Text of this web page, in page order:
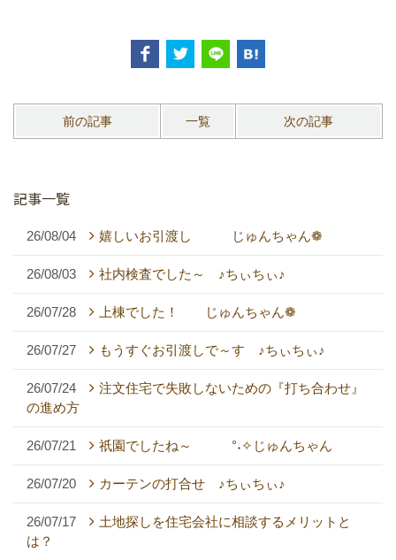
前の記事 一覧 次の記事
記事一覧
26/08/04 嬉しいお引渡し じゅんちゃん❁
26/08/03 社内検査でした～ ♪ちぃちぃ♪
26/07/28 上棟でした！ じゅんちゃん❁
26/07/27 もうすぐお引渡しで～す ♪ちぃちぃ♪
26/07/24
注文住宅で失敗しないための『打ち合わせ』
の進め方
26/07/21 祇園でしたね～ °˖✧じゅんちゃん
26/07/20 カーテンの打合せ ♪ちぃちぃ♪
26/07/17
土地探しを住宅会社に相談するメリットと
は？